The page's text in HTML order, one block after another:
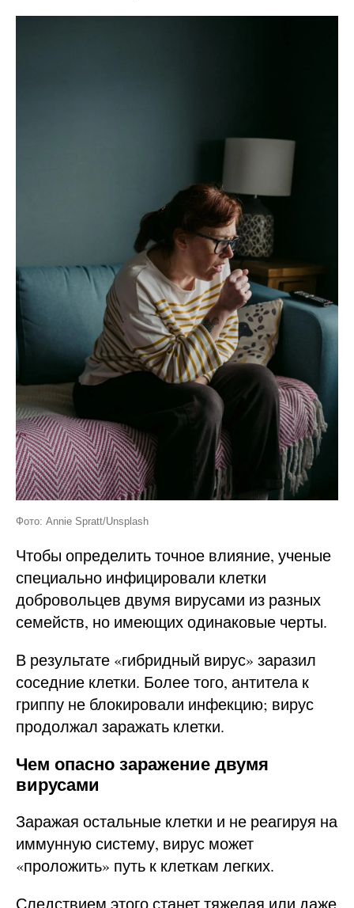
Фото: Annie Spratt/Unsplash
Чтобы определить точное влияние, ученые
специально инфицировали клетки
добровольцев двумя вирусами из разных
семейств, но имеющих одинаковые черты.
В результате «гибридный вирус» заразил
соседние клетки. Более того, антитела к
гриппу не блокировали инфекцию; вирус
продолжал заражать клетки.
Чем опасно заражение двумя
вирусами
Заражая остальные клетки и не реагируя на
иммунную систему, вирус может
«проложить» путь к клеткам легких.
Следствием этого станет тяжелая или даже